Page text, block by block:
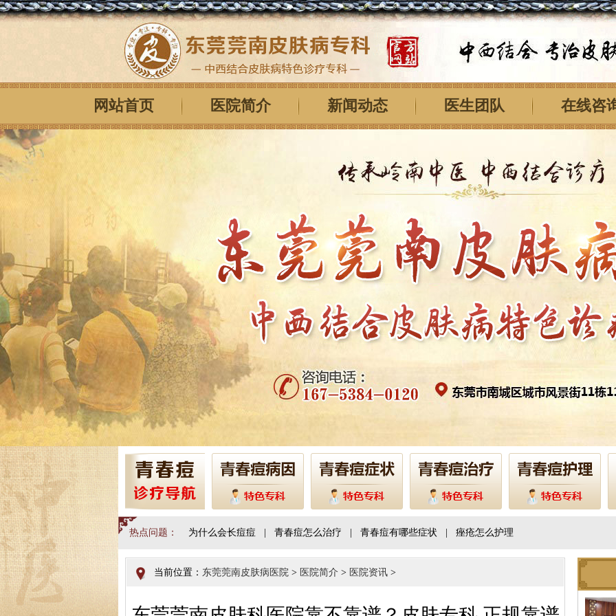
网站首页 医院简介 新闻动态 医生团队 在线咨
热点问题： 为什么会长痘痘 青春痘怎么治疗 青春痘有哪些症状 痤疮怎么护理
当前位置： 东莞莞南皮肤病医院 > 医院简介 > 医院资讯 >